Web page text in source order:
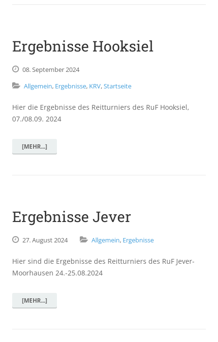
Ergebnisse Hooksiel
08.September2024
Allgemein, Ergebnisse, KRV,Startseite
Hier die Ergebnisse des Reitturniers des RuF Hooksiel,
07./08.09. 2024
[MEHR...]
Ergebnisse Jever
27.August2024 Allgemein, Ergebnisse
Hier sind die Ergebnisse des Reitturniers des RuF Jever-
Moorhausen 24.-25.08.2024
[MEHR...]